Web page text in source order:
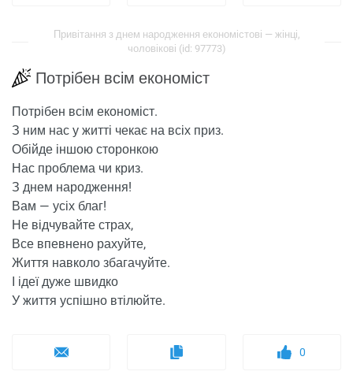
Привітання з днем ​​народження економістові — жінці,
чоловікові (id: 97773)
Потрібен всім економіст
Потрібен всім економіст.
З ним нас у житті чекає на всіх приз.
Обійде іншою сторонкою
Нас проблема чи криз.
З днем ​​народження!
Вам — усіх благ!
Не відчувайте страх,
Все впевнено рахуйте,
Життя навколо збагачуйте.
І ідеї дуже швидко
У життя успішно втілюйте.
0